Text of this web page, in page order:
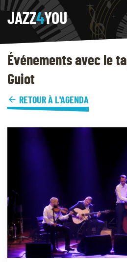
JAZZ4YOU
Événements avec le
Guiot
RETOUR À L'AGENDA